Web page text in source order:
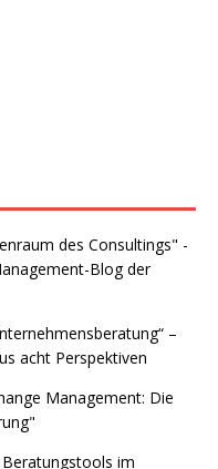
des Consultings" -
Blog der
–
acht Perspektiven
Management: Die
im